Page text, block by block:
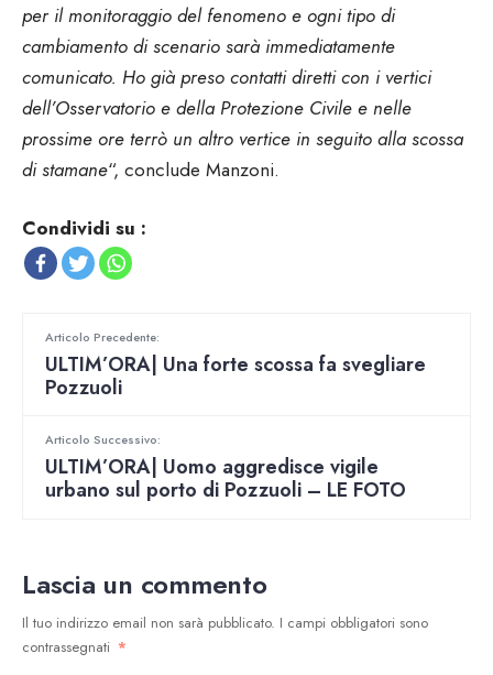
per il monitoraggio del fenomeno e ogni tipo di
cambiamento di scenario sarà immediatamente
comunicato. Ho già preso contatti diretti con i vertici
dell’Osservatorio e della Protezione Civile e nelle
prossime ore terrò un altro vertice in seguito alla scossa
di stamane“, conclude Manzoni.
Condividi su :
Articolo Precedente:
ULTIM’ORA| Una forte scossa fa svegliare
Pozzuoli
Articolo Successivo:
ULTIM’ORA| Uomo aggredisce vigile
urbano sul porto di Pozzuoli – LE FOTO
Lascia un commento
Il tuo indirizzo email non sarà pubblicato. I campi obbligatori sono
contrassegnati *